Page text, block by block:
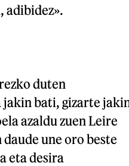
adibidez».
duten
jakin bati, gizarte
azaldu zuen Leire
une oro beste
eta desira